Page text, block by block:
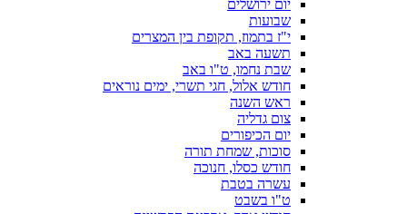
יום ירושלים
שבועות
י"ז בתמוז, תקופת בין המצרים
תשעה באב
שבת נחמו, ט"ו באב
חודש אלול, חגי תשרי, ימים נוראים
ראש השנה
צום גדליה
יום הכיפורים
סוכות, שמחת תורה
חודש כסלו, חנוכה
עשרה בטבת
ט"ו בשבט